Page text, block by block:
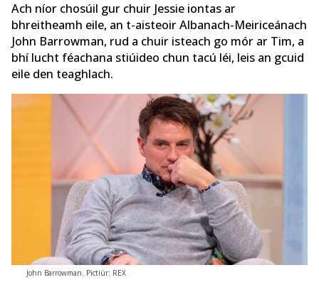
Ach níor chosúil gur chuir Jessie iontas ar
bhreitheamh eile, an t-aisteoir Albanach-Meiriceánach
John Barrowman, rud a chuir isteach go mór ar Tim, a
bhí lucht féachana stiúideo chun tacú léi, leis an gcuid
eile den teaghlach.
John Barrowman. Pictiúr: REX